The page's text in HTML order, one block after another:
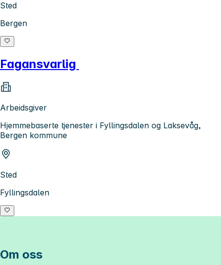
Sted
Bergen
Fagansvarlig
Arbeidsgiver
Hjemmebaserte tjenester i Fyllingsdalen og Laksevåg,
Bergen kommune
Sted
Fyllingsdalen
Om oss